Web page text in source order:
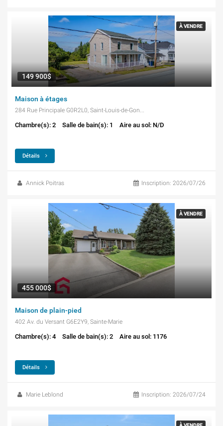
À VENDRE
149 900$
Maison à étages
284 Rue Principale G0R2L0, Saint-Louis-de-Gonzague
Chambre(s): 2 Salle de bain(s): 1 Aire au sol: N/D
Détails
Annick Poitras Inscription: 2026/07/26
À VENDRE
455 000$
Maison de plain-pied
402 Av. du Versant G6E2Y9, Sainte-Marie
Chambre(s): 4 Salle de bain(s): 2 Aire au sol: 1176
Détails
Marie Leblond Inscription: 2026/07/24